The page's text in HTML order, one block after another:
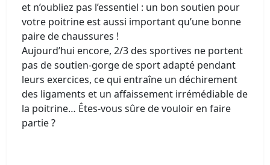
et n’oubliez pas l’essentiel : un bon soutien pour
votre poitrine est aussi important qu’une bonne
paire de chaussures !
Aujourd’hui encore, 2/3 des sportives ne portent
pas de soutien-gorge de sport adapté pendant
leurs exercices, ce qui entraîne un déchirement
des ligaments et un affaissement irrémédiable de
la poitrine… Êtes-vous sûre de vouloir en faire
partie ?